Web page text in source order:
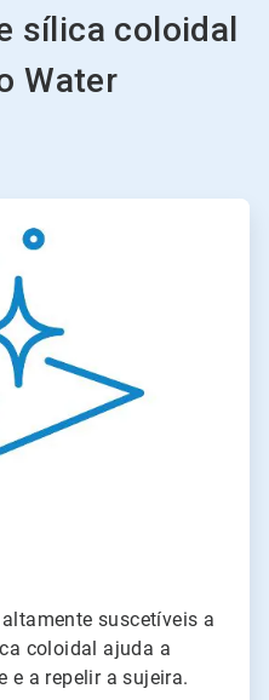
sílica coloidal
Water
suscetíveis a
coloidal ajuda a
e a repelir a sujeira.